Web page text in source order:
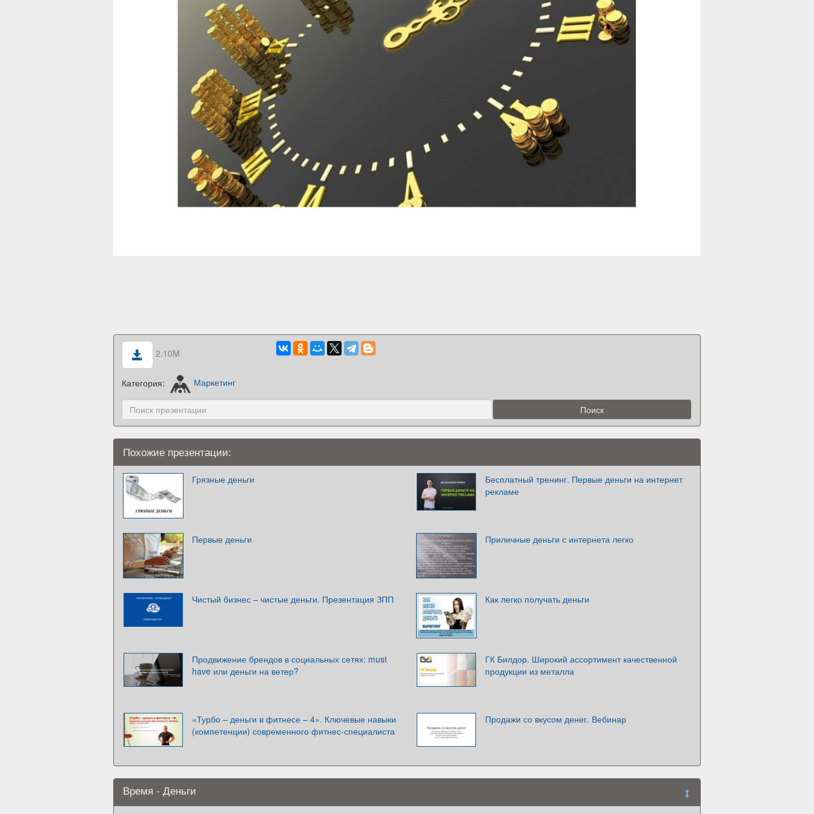
2.10M
Категория: Маркетинг
Похожие презентации:
Грязные деньги
Бесплатный тренинг. Первые деньги на интернет
рекламе
Первые деньги Приличные деньги с интернета легко
Чистый бизнес – чистые деньги. Презентация ЗПП Как легко получать деньги
Продвижение брендов в социальных сетях: must
have или деньги на ветер?
ГК Билдор. Широкий ассортимент качественной
продукции из металла
«Турбо – деньги в фитнесе – 4». Ключевые навыки
(компетенции) современного фитнес-специалиста
Продажи со вкусом денег. Вебинар
Время - Деньги